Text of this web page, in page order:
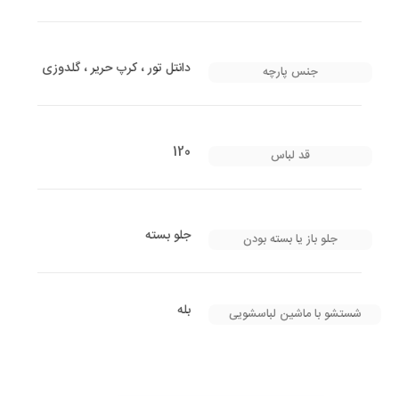
جنس پارچه دانتل تور ، کرپ حریر ، گلدوزی
قد لباس 120
جلو باز یا بسته بودن جلو بسته
شستشو با ماشین لباسشویی بله